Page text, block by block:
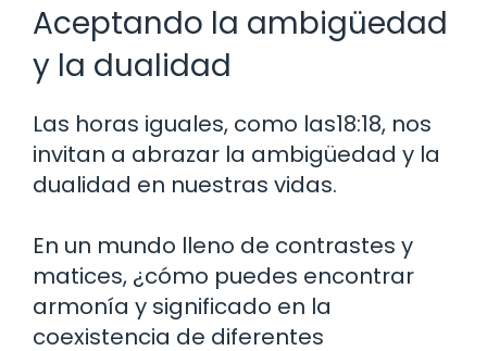
Aceptando la ambigüedad
y la dualidad
Las horas iguales, como las18:18, nos
invitan a abrazar la ambigüedad y la
dualidad en nuestras vidas.
En un mundo lleno de contrastes y
matices, ¿cómo puedes encontrar
armonía y significado en la
coexistencia de diferentes